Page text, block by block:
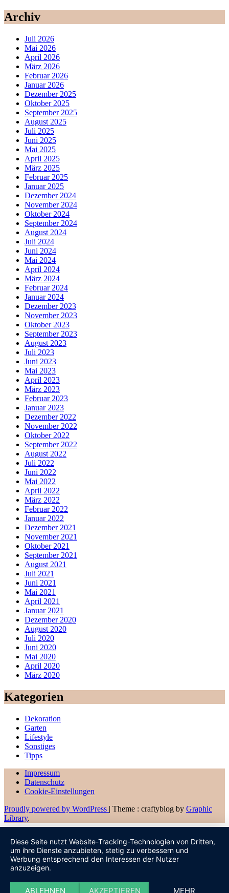
Archiv
Juli 2026
Mai 2026
April 2026
März 2026
Februar 2026
Januar 2026
Dezember 2025
Oktober 2025
September 2025
August 2025
Juli 2025
Juni 2025
Mai 2025
April 2025
März 2025
Februar 2025
Januar 2025
Dezember 2024
November 2024
Oktober 2024
September 2024
August 2024
Juli 2024
Juni 2024
Mai 2024
April 2024
März 2024
Februar 2024
Januar 2024
Dezember 2023
November 2023
Oktober 2023
September 2023
August 2023
Juli 2023
Juni 2023
Mai 2023
April 2023
März 2023
Februar 2023
Januar 2023
Dezember 2022
November 2022
Oktober 2022
September 2022
August 2022
Juli 2022
Juni 2022
Mai 2022
April 2022
März 2022
Februar 2022
Januar 2022
Dezember 2021
November 2021
Oktober 2021
September 2021
August 2021
Juli 2021
Juni 2021
Mai 2021
April 2021
Januar 2021
Dezember 2020
August 2020
Juli 2020
Juni 2020
Mai 2020
April 2020
März 2020
Kategorien
Dekoration
Garten
Lifestyle
Sonstiges
Tipps
Impressum
Datenschutz
Cookie-Einstellungen
Proudly powered by WordPress | Theme : craftyblog by Graphic
Library.
Diese Seite nutzt Website-Tracking-Technologien von Dritten,
um ihre Dienste anzubieten, stetig zu verbessern und
Werbung entsprechend den Interessen der Nutzer
anzuzeigen.
ABLEHNEN AKZEPTIEREN MEHR